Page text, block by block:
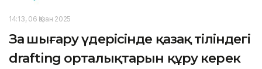
14:13, 06 Қазан 2025
Заң шығару үдерісінде қазақ тіліндегі
drafting орталықтарын құру керек